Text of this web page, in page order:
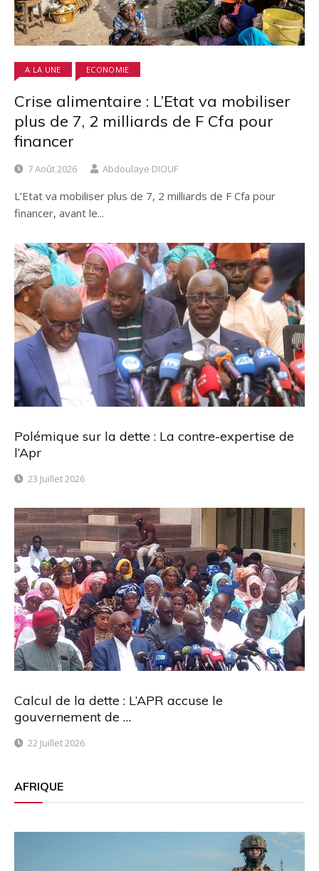
A LA UNE ECONOMIE
Crise alimentaire : L’Etat va mobiliser
plus de 7, 2 milliards de F Cfa pour
financer
7 Août 2026 Abdoulaye DIOUF
L’Etat va mobiliser plus de 7, 2 milliards de F Cfa pour
financer, avant le...
Polémique sur la dette : La contre-expertise de
l’Apr
23 Juillet 2026
Calcul de la dette : L’APR accuse le
gouvernement de …
22 Juillet 2026
AFRIQUE